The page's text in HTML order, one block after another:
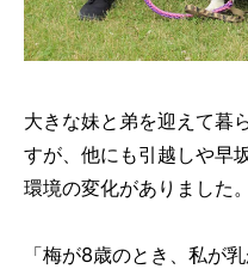
大きな妹と弟を迎えて暮
すが、他にも引越しや早
環境の変化がありました。
「梅が8歳のとき、私が